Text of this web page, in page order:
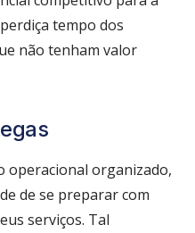
tempo dos
não tenham valor
operacional organizado,
de se preparar com
serviços. Tal